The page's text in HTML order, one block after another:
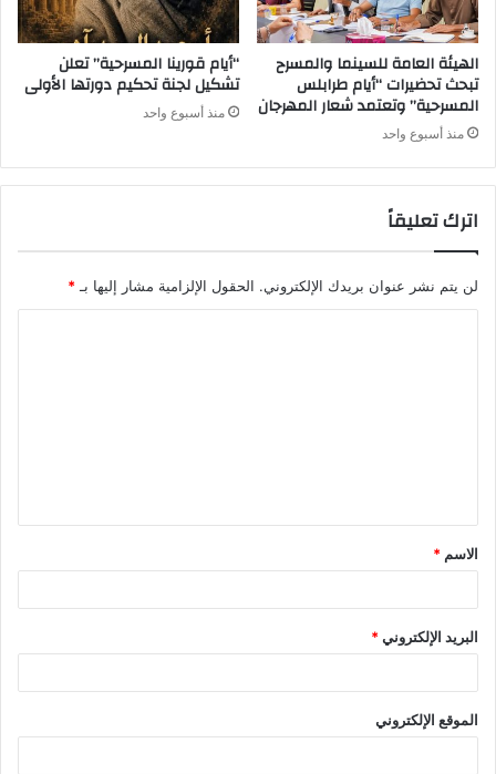
الهيئة العامة للسينما والمسرح
تبحث تحضيرات “أيام طرابلس
المسرحية” وتعتمد شعار المهرجان
منذ أسبوع واحد
“أيام قورينا المسرحية” تعلن
تشكيل لجنة تحكيم دورتها الأولى
منذ أسبوع واحد
اترك تعليقاً
لن يتم نشر عنوان بريدك الإلكتروني. الحقول الإلزامية مشار إليها بـ*
ق
*
الاسم *
البريد الإلكتروني*
الموقع الإلكتروني